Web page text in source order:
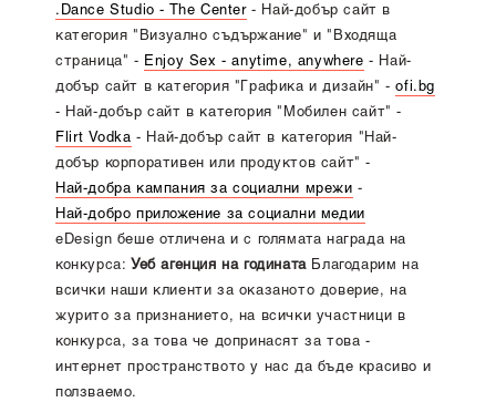
.Dance Studio - The Center- Най-добър сайт в
категория "Визуално съдържание" и "Входяща
страница" - Enjoy Sex - anytime, anywhere - Най-
добър сайт в категория "Графика и дизайн" -ofi.bg
- Най-добър сайт в категория "Мобилен сайт" -
Flirt Vodka - Най-добър сайт в категория "Най-
добър корпоративен или продуктов сайт" -
Най-добра кампания за социални мрежи -
Най-добро приложение за социални медии
eDesign беше отличена и с голямата награда на
конкурса: Уеб агенция на годинатаБлагодарим на
всички наши клиенти за оказаното доверие, на
журито за признанието, на всички участници в
конкурса, за това че допринасят за това -
интернет пространството у нас да бъде красиво и
ползваемо.